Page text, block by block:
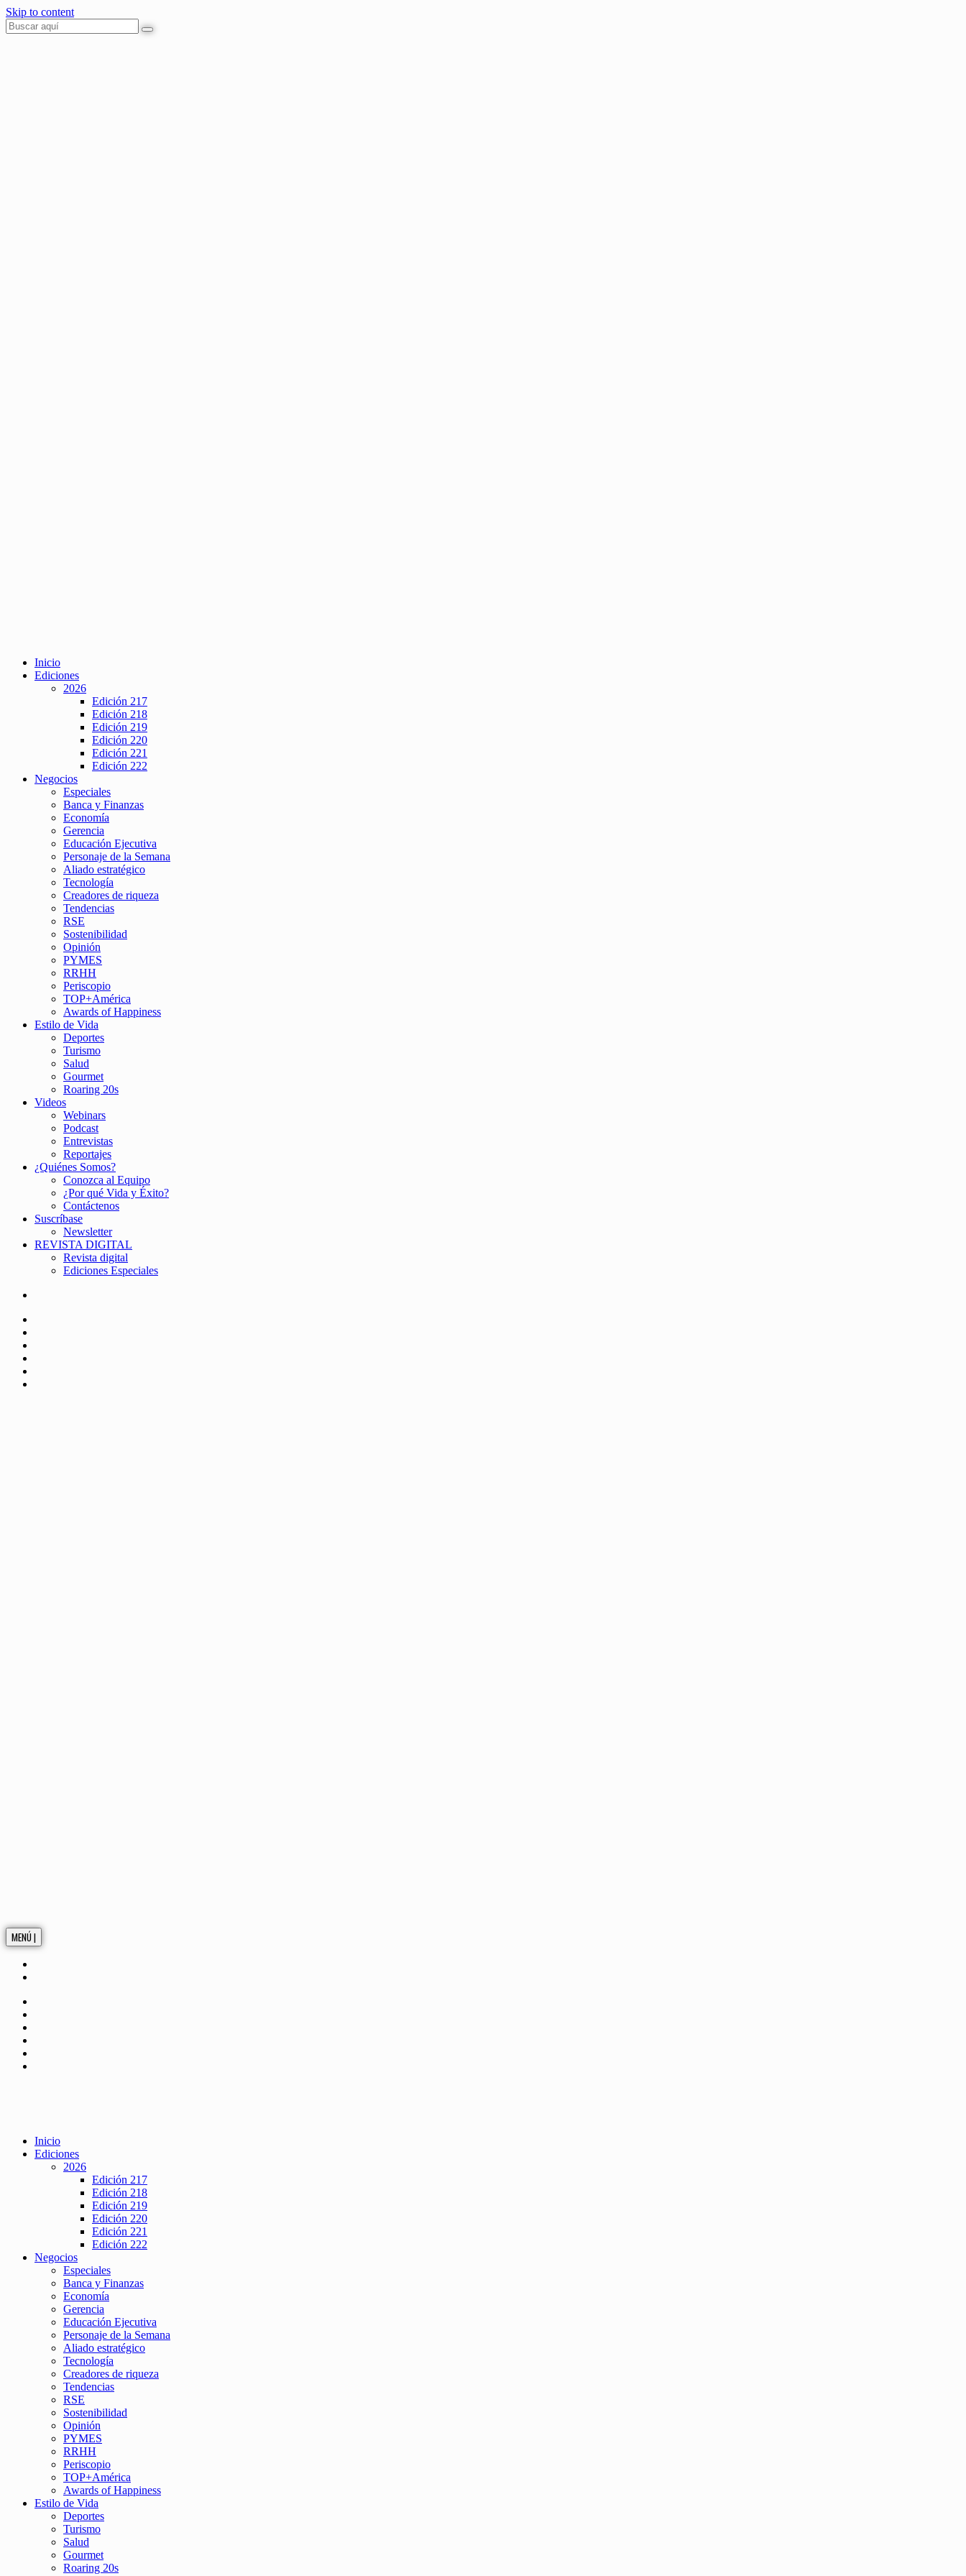
Skip to content
Inicio
Ediciones
2026
Edición 217
Edición 218
Edición 219
Edición 220
Edición 221
Edición 222
Negocios
Especiales
Banca y Finanzas
Economía
Gerencia
Educación Ejecutiva
Personaje de la Semana
Aliado estratégico
Tecnología
Creadores de riqueza
Tendencias
RSE
Sostenibilidad
Opinión
PYMES
RRHH
Periscopio
TOP+América
Awards of Happiness
Estilo de Vida
Deportes
Turismo
Salud
Gourmet
Roaring 20s
Videos
Webinars
Podcast
Entrevistas
Reportajes
¿Quiénes Somos?
Conozca al Equipo
¿Por qué Vida y Éxito?
Contáctenos
Suscríbase
Newsletter
REVISTA DIGITAL
Revista digital
Ediciones Especiales
MENÚ |
Inicio
Ediciones
2026
Edición 217
Edición 218
Edición 219
Edición 220
Edición 221
Edición 222
Negocios
Especiales
Banca y Finanzas
Economía
Gerencia
Educación Ejecutiva
Personaje de la Semana
Aliado estratégico
Tecnología
Creadores de riqueza
Tendencias
RSE
Sostenibilidad
Opinión
PYMES
RRHH
Periscopio
TOP+América
Awards of Happiness
Estilo de Vida
Deportes
Turismo
Salud
Gourmet
Roaring 20s